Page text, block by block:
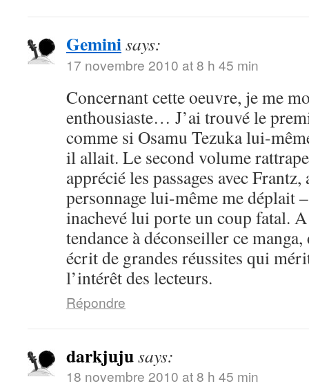
Geminisays:
17 novembre 2010 at 8 h 45 min
Concernant cette oeuvre, je me
enthousiaste… J’ai trouvé le
comme si Osamu Tezuka lui-
il allait. Le second volume
apprécié les passages avec
personnage lui-même me déplait
inachevé lui porte un coup fatal. A
tendance à déconseiller ce
écrit de grandes réussites qui
l’intérêt des lecteurs.
Répondre
darkjujusays:
18 novembre 2010 at 8 h 45 min